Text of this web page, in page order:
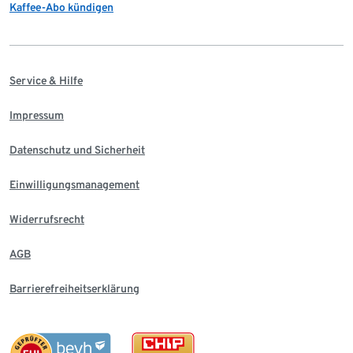
Kaffee-Abo kündigen
Service & Hilfe
Impressum
Datenschutz und Sicherheit
Einwilligungsmanagement
Widerrufsrecht
AGB
Barrierefreiheitserklärung